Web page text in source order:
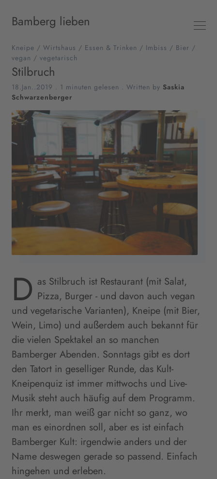
Bamberg lieben
Kneipe / Wirtshaus / Essen & Trinken / Imbiss / Bier /
vegan / vegetarisch
Stilbruch
18.Jan..2019 . 1 minuten gelesen . Written by Saskia
Schwarzenberger
D as Stilbruch ist Restaurant (mit Salat,
Pizza, Burger - und davon auch vegan
und vegetarische Varianten), Kneipe (mit Bier,
Wein, Limo) und außerdem auch bekannt für
die vielen Spektakel an so manchen
Bamberger Abenden. Sonntags gibt es dort
den Tatort in geselliger Runde, das Kult-
Kneipenquiz ist immer mittwochs und Live-
Musik steht auch häufig auf dem Programm.
Ihr merkt, man weiß gar nicht so ganz, wo
man es einordnen soll, aber es ist einfach
Bamberger Kult: irgendwie anders und der
Name deswegen gerade so passend. Einfach
hingehen und erleben.